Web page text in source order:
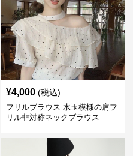
¥4,000 (税込)
フリルブラウス 水玉模様の肩フ
リル非対称ネックブラウス